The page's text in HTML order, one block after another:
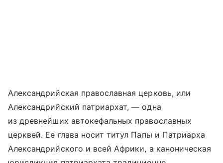
Александрийская православная церковь, или
Александрийский патриархат, — одна
из древнейших автокефальных православных
церквей. Ее глава носит титул Папы и Патриарха
Александрийского и всей Африки, а каноническая